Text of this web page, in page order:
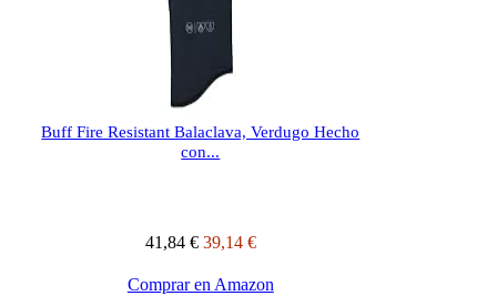
Buff Fire Resistant Balaclava, Verdugo Hecho
con...
41,84 € 39,14 €
Comprar en Amazon